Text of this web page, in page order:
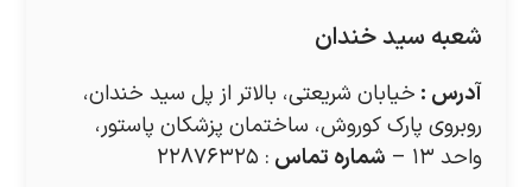
شعبه سید خندان
آدرس : خیابان شریعتی، بالاتر از پل سید خندان،
روبروی پارک کوروش، ساختمان پزشکان پاستور،
واحد ۱۳ –
شماره تماس : ۲۲۸۷۶۳۲۵